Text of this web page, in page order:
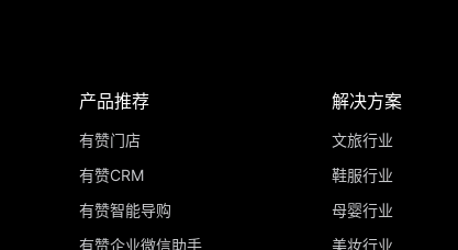
产品推荐
有赞门店
有赞CRM
有赞智能导购
有赞企业微信助手
解决方案
文旅行业
鞋服行业
母婴行业
美妆行业